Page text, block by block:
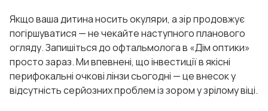
Якщо ваша дитина носить окуляри, а зір продовжує
погіршуватися — не чекайте наступного планового
огляду. Запишіться до офтальмолога в «Дім оптики»
просто зараз. Ми впевнені, що інвестиції в якісні
перифокальні очкові лінзи сьогодні — це внесок у
відсутність серйозних проблем із зором у зрілому віці.